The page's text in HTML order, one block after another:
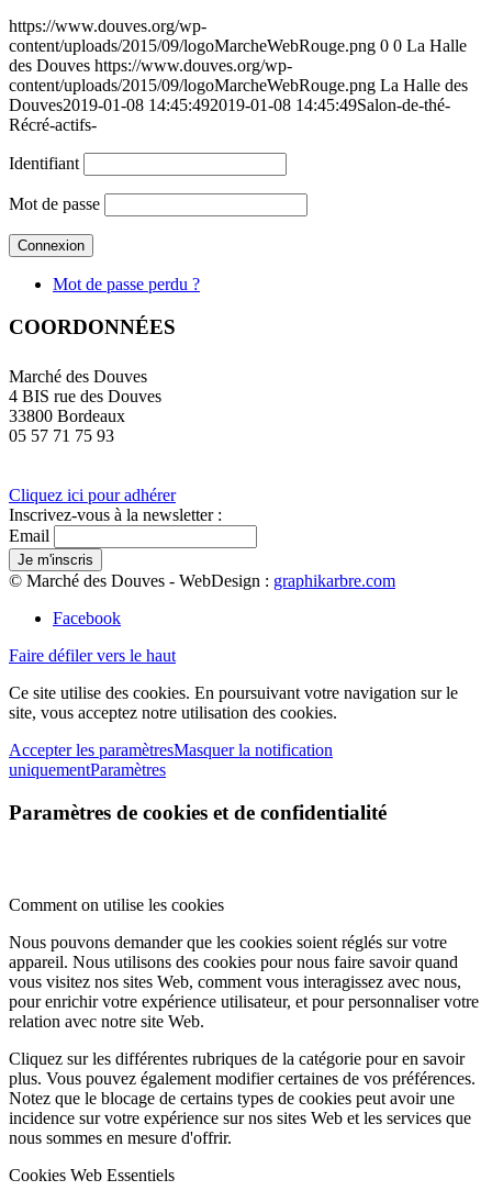
https://www.douves.org/wp-
content/uploads/2015/09/logoMarcheWebRouge.png 0 0 La Halle
des Douves https://www.douves.org/wp-
content/uploads/2015/09/logoMarcheWebRouge.png La Halle des
Douves2019-01-08 14:45:492019-01-08 14:45:49Salon-de-thé-
Récré-actifs-
Identifiant
Mot de passe
Mot de passe perdu ?
COORDONNÉES
Marché des Douves
4 BIS rue des Douves
33800 Bordeaux
05 57 71 75 93
Cliquez ici pour adhérer
Inscrivez-vous à la newsletter :
Email
© Marché des Douves - WebDesign : graphikarbre.com
Facebook
Faire défiler vers le haut
Ce site utilise des cookies. En poursuivant votre navigation sur le
site, vous acceptez notre utilisation des cookies.
Accepter les paramètresMasquer la notification
uniquementParamètres
Paramètres de cookies et de confidentialité
Comment on utilise les cookies
Nous pouvons demander que les cookies soient réglés sur votre
appareil. Nous utilisons des cookies pour nous faire savoir quand
vous visitez nos sites Web, comment vous interagissez avec nous,
pour enrichir votre expérience utilisateur, et pour personnaliser votre
relation avec notre site Web.
Cliquez sur les différentes rubriques de la catégorie pour en savoir
plus. Vous pouvez également modifier certaines de vos préférences.
Notez que le blocage de certains types de cookies peut avoir une
incidence sur votre expérience sur nos sites Web et les services que
nous sommes en mesure d'offrir.
Cookies Web Essentiels